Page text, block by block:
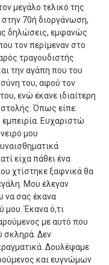
μεγάλο τελικό της
70ή διοργάνωση,
δηλώσεις, εμφανώς
τον περίμεναν στο
τραγουδιστής
την αγάπη που του
του, αφού τον
ενώ έκανε ιδιαίτερη
Όπως είπε:
Ευχαριστώ
μου
είχα πάθει ένα
χτίστηκε ξαφνικά θα
Μου έλεγαν
να σας έκανα
μου. Έκανα ό,τι
με αυτό που
σκληρά. Δεν
Δουλέψαμε
και ευγνώμων